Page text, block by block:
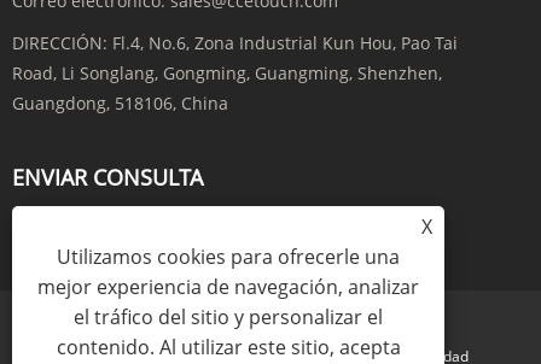
DIRECCIÓN: Fl.4, No.6, Zona Industrial Kun Hou, Pao Tai
Road, Li Songlang, Gongming, Guangming, Shenzhen,
Guangdong, 518106, China
ENVIAR CONSULTA
Links Sitemap RSS XML política de privacidad
X
Utilizamos cookies para ofrecerle una
mejor experiencia de navegación, analizar
el tráfico del sitio y personalizar el
contenido. Al utilizar este sitio, acepta